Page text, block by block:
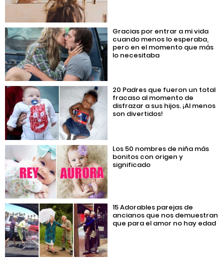
Gracias por entrar a mi vida
cuando menos lo esperaba,
pero en el momento que más
lo necesitaba
20 Padres que fueron un total
fracaso al momento de
disfrazar a sus hijos. ¡Al menos
son divertidos!
Los 50 nombres de niña más
bonitos con origen y
significado
15 Adorables parejas de
ancianos que nos demuestran
que para el amor no hay edad